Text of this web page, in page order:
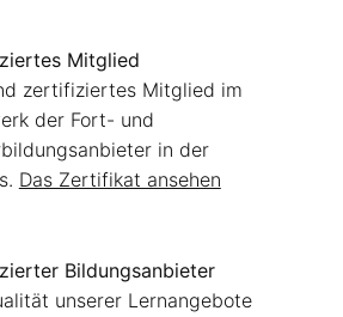
Mitglied
zertifiziertes Mitglied im
der Fort- und
in der
Das Zertifikat ansehen
Bildungsanbieter
unserer Lernangebote